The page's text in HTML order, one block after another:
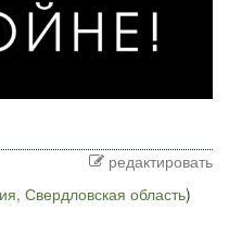
редактировать
Свердловская область)